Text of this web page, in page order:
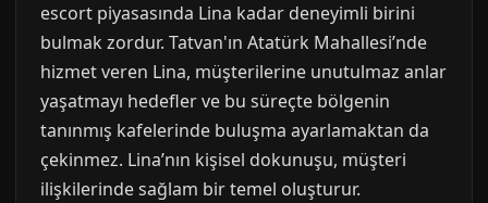
escort piyasasında Lina kadar deneyimli birini
bulmak zordur. Tatvan'ın Atatürk Mahallesi’nde
hizmet veren Lina, müşterilerine unutulmaz anlar
yaşatmayı hedefler ve bu süreçte bölgenin
tanınmış kafelerinde buluşma ayarlamaktan da
çekinmez. Lina’nın kişisel dokunuşu, müşteri
ilişkilerinde sağlam bir temel oluşturur.